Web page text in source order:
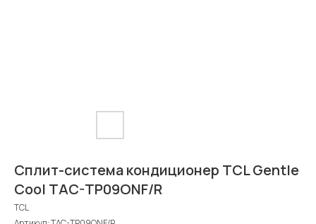
Сплит-система кондиционер TCL Gentle
Cool TAC-TP09ONF/R
TCL